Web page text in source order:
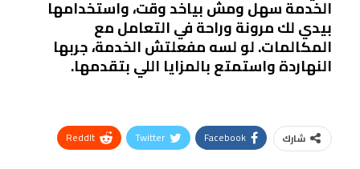
الخدمة سهل ومش بياخد وقت، واستخدامها
بيدي لك مرونة وراحة في التعامل مع
المكالمات. لو لسه مفعلتش الخدمة، جربها
النهاردة واستمتع بالمزايا اللي بتقدمها.
شارك Facebook
Twitter
ReddIt